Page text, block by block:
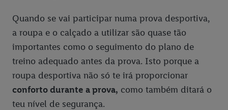
Quando se vai participar numa prova desportiva,
a roupa e o calçado a utilizar são quase tão
importantes como o seguimento do plano de
treino adequado antes da prova. Isto porque a
roupa desportiva não só te irá proporcionar
conforto durante a prova, como também ditará o
teu nível de segurança.